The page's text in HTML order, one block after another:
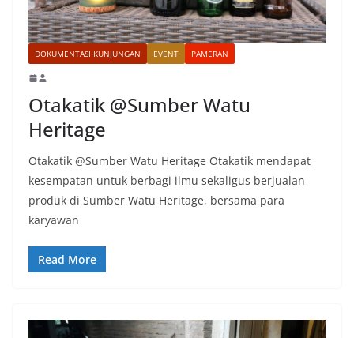
DOKUMENTASI KUNJUNGAN EVENT PAMERAN
Otakatik @Sumber Watu
Heritage
Otakatik @Sumber Watu Heritage Otakatik mendapat
kesempatan untuk berbagi ilmu sekaligus berjualan
produk di Sumber Watu Heritage, bersama para
karyawan
Read More